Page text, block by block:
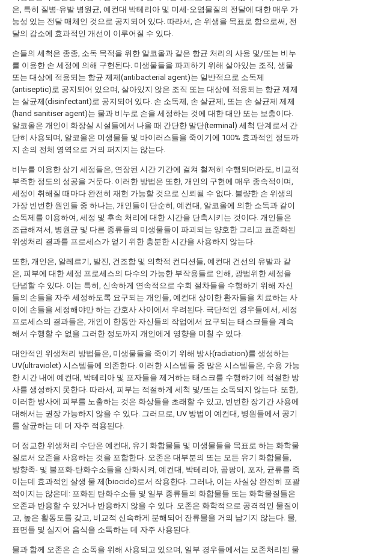
은, 특히 질병-유발 병원균, 예컨대 박테리아 및 미세-오염물질의 전달에 대한 매우 가
능성 있는 전달 매체인 것으로 공지되어 있다. 따라서, 손 위생을 목표로 함으로써, 전
달의 감소에 효과적인 개선이 이루어질 수 있다.
손들의 세척은 종종, 소독 목적을 위한 알코올과 같은 항균 처리의 사용 및/또는 비누
를 이용한 손 세정에 의해 구현된다. 미생물들을 파괴하기 위해 살아있는 조직, 생물
또는 대상에 적용되는 항균 제제(antibacterial agent)는 일반적으로 소독제
(antiseptic)로 공지되어 있으며, 살아있지 않은 조직 또는 대상에 적용되는 항균 제제
는 살균제(disinfectant)로 공지되어 있다. 손 소독제, 손 살균제, 또는 손 살균제 제제
(hand sanitiser agent)는 물과 비누로 손을 세정하는 것에 대한 대안 또는 보충이다.
알코올은 개인이 화장실 시설들에서 나올 때 간단한 말단(terminal) 세척 단계로서 간
단히 사용되며, 알코올은 미생물들 및 바이러스들을 죽이기에 100% 효과적인 정도까
지 손의 전체 영역으로 거의 퍼지지는 않는다.
비누를 이용한 상기 세정들은, 연장된 시간 기간에 걸쳐 철저히 수행되더라도, 비교적
부족한 정도의 성공을 거둔다. 이러한 방법은 또한, 개인의 구현에 매우 종속적이며,
세정이 취해질 때마다 완전히 재현 가능할 것으로 신뢰될 수 없다. 불량한 손 위생의
가장 빈번한 원인들 중 하나는, 개인들이 단순히, 예컨대, 알코올에 의한 소독과 같이
소독제를 이용하여, 세정 및 후속 처리에 대한 시간을 단축시키는 것이다. 개인들은
조급해져서, 병원균 및 다른 종류들의 미생물들이 파괴되는 양호한 그리고 표준화된
위생처리 결과를 프로세스가 얻기 위한 충분한 시간을 사용하지 않는다.
또한, 개인은, 알레르기, 발진, 건조함 및 의학적 컨디션들, 예컨대 건선의 유발과 같
은, 피부에 대한 세정 프로세스의 다수의 가능한 부작용들로 인해, 광범위한 세정을
단념할 수 있다. 이는 특히, 신속하게 연속적으로 수회 절차들을 수행하기 위해 자신
들의 손들을 자주 세정하도록 요구되는 개인들, 예컨대 상이한 환자들을 치료하는 사
이에 손들을 세정해야만 하는 간호사 사이에서 우려된다. 극단적인 경우들에서, 세정
프로세스의 결과들은, 개인이 한동안 자신들의 작업에서 요구되는 태스크들을 계속
해서 수행할 수 없을 그러한 정도까지 개인에게 영향을 미칠 수 있다.
대안적인 위생처리 방법들은, 미생물들을 죽이기 위해 방사(radiation)를 생성하는
UV(ultraviolet) 시스템들에 의존한다. 이러한 시스템들 중 많은 시스템들은, 수용 가능
한 시간 내에 예컨대, 박테리아 및 포자들을 제거하는 태스크를 수행하기에 적절한 방
사를 생성하지 못한다. 따라서, 피부는 적절하게 세척 및/또는 소독되지 않는다. 또한,
이러한 방사에 피부를 노출하는 것은 화상들을 초래할 수 있고, 빈번한 장기간 사용에
대해서는 권장 가능하지 않을 수 있다. 그러므로, UV 방법이 예컨대, 병원들에서 공기
를 살균하는 데 더 자주 적용된다.
더 정교한 위생처리 수단은 예컨대, 유기 화합물들 및 미생물들을 목표로 하는 화학물
질로서 오존을 사용하는 것을 포함한다. 오존은 대부분의 또는 모든 유기 화합물들,
방향족- 및 불포화-탄화수소들을 산화시켜, 예컨대, 박테리아, 곰팡이, 포자, 균류를 죽
이는데 효과적인 살생 물 제(biocide)로서 작용한다. 그러나, 이는 사실상 완전히 포괄
적이지는 않은데: 포화된 탄화수소들 및 일부 종류들의 화합물들 또는 화학물질들은
오존과 반응할 수 있거나 반응하지 않을 수 있다. 오존은 화학적으로 공격적인 물질이
고, 높은 활동도를 갖고, 비교적 신속하게 분해되어 잔류물을 거의 남기지 않는다. 물,
표면들 및 심지어 음식을 소독하는 데 자주 사용된다.
물과 함께 오존은 손 소독을 위해 사용되고 있으며, 일부 경우들에서는 오존처리된 물